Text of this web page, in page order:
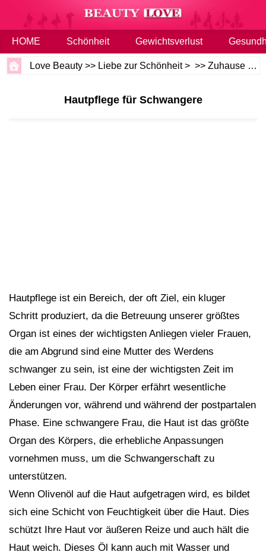
HOME Schönheit Gewichtsverlust
Love Beauty >> Liebe zur Schönheit> >>Zuhause oder die Familie
Hautpflege für Schwangere
Hautpflege ist ein Bereich, der oft Ziel, ein kluger
Schritt produziert, da die Betreuung unserer größtes
Organ ist eines der wichtigsten Anliegen vieler Frauen,
die am Abgrund sind eine Mutter des Werdens
schwanger zu sein, ist eine der wichtigsten Zeit im
Leben einer Frau. Der Körper erfährt wesentliche
Änderungen vor, während und während der postpartalen
Phase. Eine schwangere Frau, die Haut ist das größte
Organ des Körpers, die erhebliche Anpassungen
vornehmen muss, um die Schwangerschaft zu
unterstützen.
Wenn Olivenöl auf die Haut aufgetragen wird, es bildet
sich eine Schicht von Feuchtigkeit über die Haut. Dies
schützt Ihre Haut vor äußeren Reize und auch hält die
Haut weich. Dieses Öl kann auch mit Wasser und